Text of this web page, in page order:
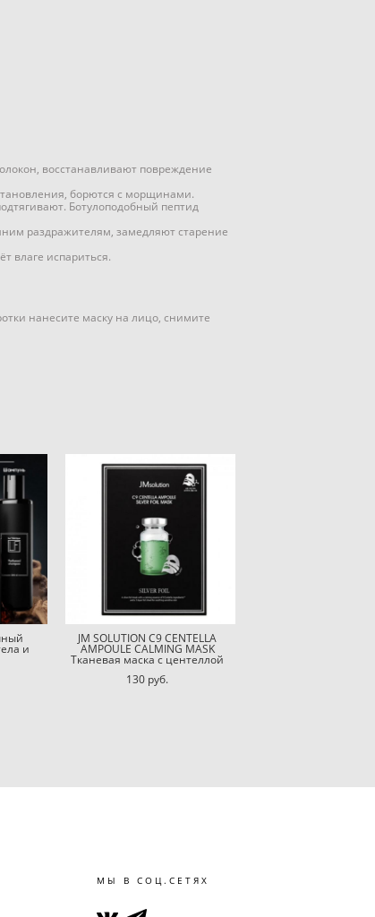
восстанавливают повреждение
борются с морщинами.
Ботулоподобный пептид
раздражителям, замедляют старение
влаге испариться.
нанесите маску на лицо, снимите
и
JM SOLUTION C9 CENTELLA
AMPOULE CALMING MASK
Тканевая маска с центеллой
130 pуб.
МЫ В СОЦ.СЕТЯХ